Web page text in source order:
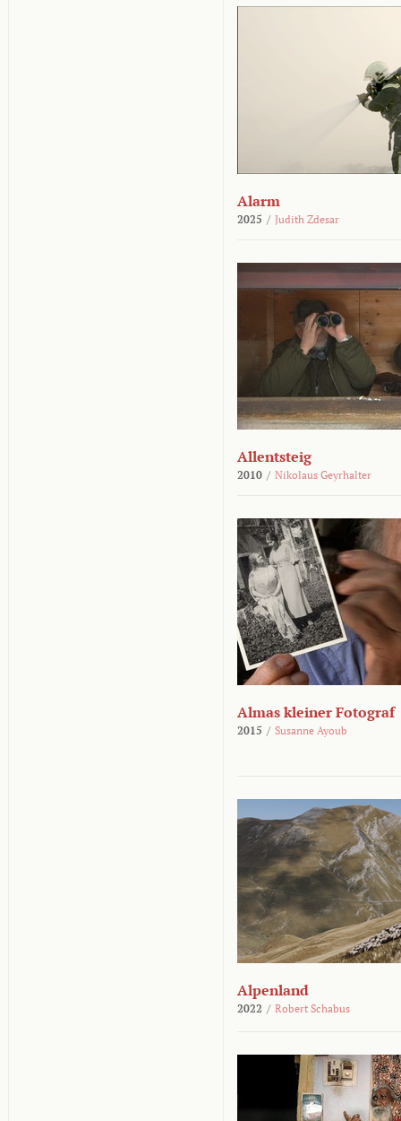
Alarm
2025 / Judith Zdesar
Allentsteig
2010 / Nikolaus Geyrhalter
Almas kleiner Fotograf
2015 / Susanne Ayoub
Alpenland
2022 / Robert Schabus